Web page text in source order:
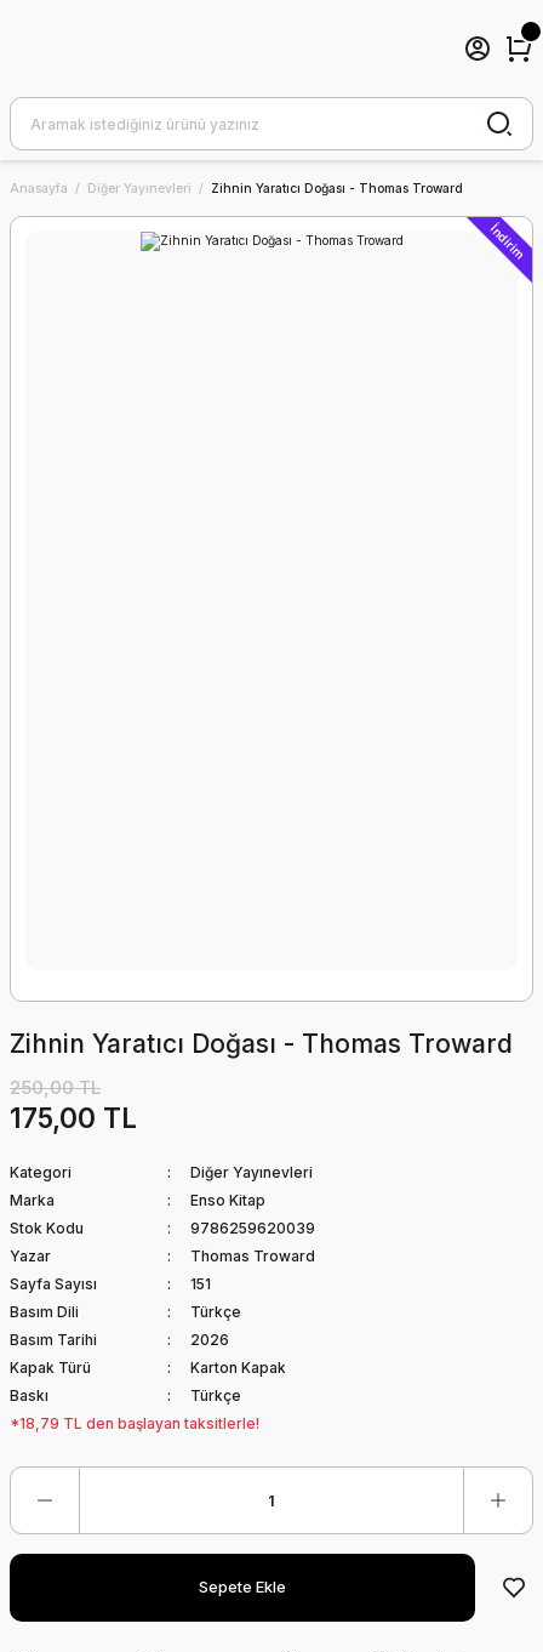
Anasayfa Diğer Yayınevleri Zihnin Yaratıcı Doğası - Thomas Troward
İndirim
Zihnin Yaratıcı Doğası - Thomas Troward
250,00 TL
175,00 TL
Kategori
Diğer Yayınevleri
Marka
Enso Kitap
Stok Kodu
9786259620039
Yazar
Thomas Troward
Sayfa Sayısı
151
Basım Dili
Türkçe
Basım Tarihi
2026
Kapak Türü
Karton Kapak
Baskı
Türkçe
*18,79 TL den başlayan taksitlerle!
Sepete Ekle